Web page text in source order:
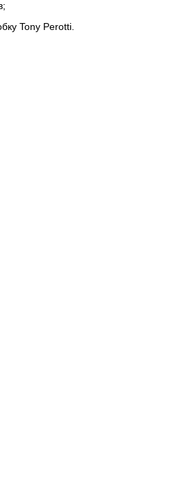
Tony Perotti.